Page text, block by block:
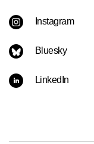
Instagram
Bluesky
LinkedIn